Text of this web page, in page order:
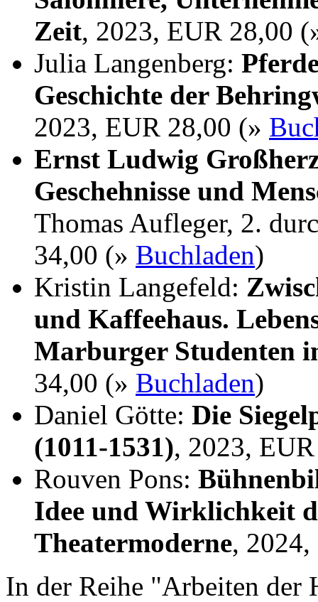
Zeit, 2023, EUR 28,00
Julia Langenberg:
Geschichte der
2023, EUR 28,00 (»
Ernst Ludwig
Geschehnisse und
Thomas Aufleger, 2.
34,00 (» Buchladen)
Kristin Langefeld:
und Kaffeehaus.
Marburger Studenten
34,00 (» Buchladen)
Daniel Götte: Die
(1011-1531), 2023,
Rouven Pons:
Idee und Wirklichkeit
Theatermoderne,
In der Reihe "Arbeiten der